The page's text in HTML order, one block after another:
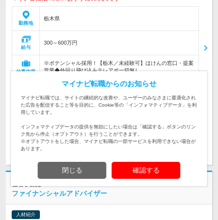
勤務地
栃木県
給与
300～600万円
仕事内容
※ポテンシャル採用！【栃木／未経験可】ほけんの窓口・提案
営業◆外回り飛び込みテレアポ一切無し
対象と
なる方
・保険業界でのご経験（その他詳細は面談でお伝えします）
求人詳細を見る
ファイナンシャルアドバイザー
人材紹介
マイナビ転職からのお知らせ
マイナビ転職では、サイトの継続的な改善や、ユーザーのみなさまに最適化され
た広告を配信すること等を目的に、Cookie等の「インフォマティブデータ」を利
用しています。
インフォマティブデータの提供を無効にしたい場合は「確認する」ボタンのリン
ク先から停止（オプトアウト）を行うことができます。
※オプトアウトをした場合、マイナビ転職の一部サービスを利用できない場合が
あります。
閉じる 確認する